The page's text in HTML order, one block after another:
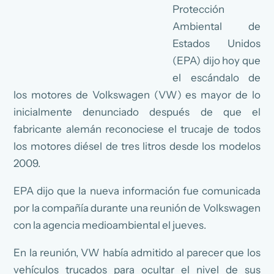
Protección
Ambiental de
Estados Unidos
(EPA) dijo hoy que
el escándalo de
los motores de Volkswagen (VW) es mayor de lo
inicialmente denunciado después de que el
fabricante alemán reconociese el trucaje de todos
los motores diésel de tres litros desde los modelos
2009.
EPA dijo que la nueva información fue comunicada
por la compañía durante una reunión de Volkswagen
con la agencia medioambiental el jueves.
En la reunión, VW había admitido al parecer que los
vehículos trucados para ocultar el nivel de sus